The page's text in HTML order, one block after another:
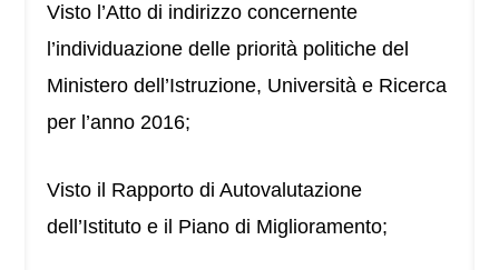
Visto l’Atto di indirizzo concernente
l’individuazione delle priorità politiche del
Ministero dell’Istruzione, Università e Ricerca
per l’anno 2016;
Visto il Rapporto di Autovalutazione
dell’Istituto e il Piano di Miglioramento;